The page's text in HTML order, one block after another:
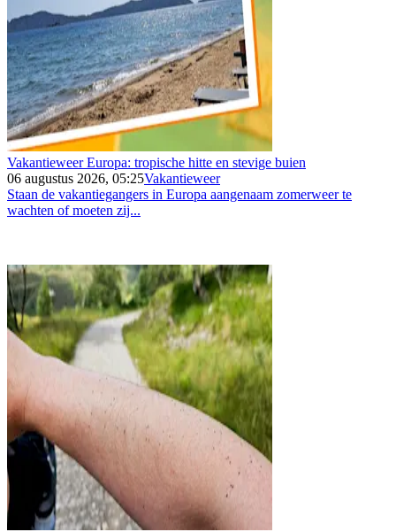
Vakantieweer Europa: tropische hitte en stevige buien
06 augustus 2026, 05:25Vakantieweer
Staan de vakantiegangers in Europa aangenaam zomerweer te
wachten of moeten zij...